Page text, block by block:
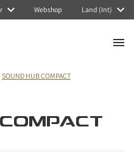
Webshop Land (Int)
SOUND HUB COMPACT